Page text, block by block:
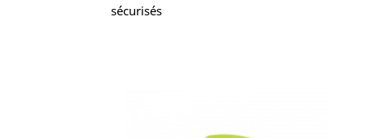
sécurisés